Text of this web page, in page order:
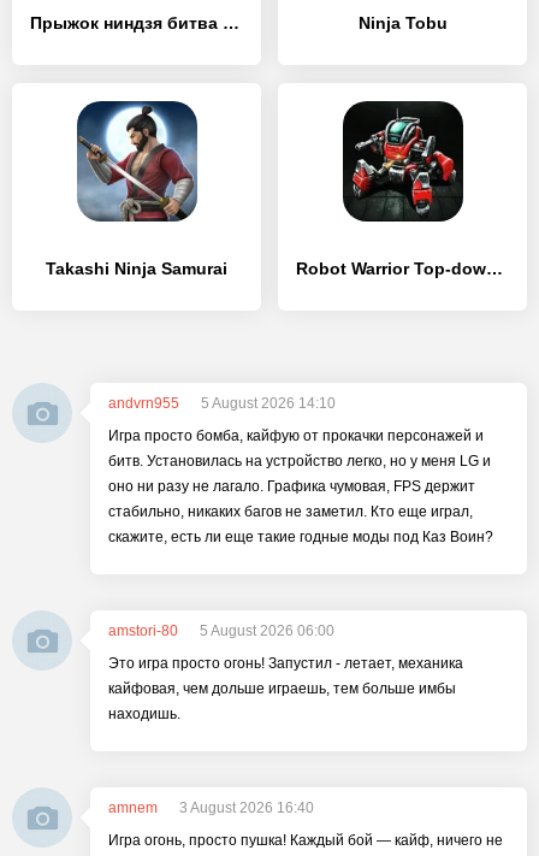
Прыжок ниндзя битва - 2 игрока Ninja Tobu
Takashi Ninja Samurai Robot Warrior Top-down shooter
andvrn955
5 August 2026 14:10
Игра просто бомба, кайфую от прокачки персонажей и
битв. Установилась на устройство легко, но у меня LG и
оно ни разу не лагало. Графика чумовая, FPS держит
стабильно, никаких багов не заметил. Кто еще играл,
скажите, есть ли еще такие годные моды под Каз Воин?
amstori-80
5 August 2026 06:00
Это игра просто огонь! Запустил - летает, механика
кайфовая, чем дольше играешь, тем больше имбы
находишь.
amnem
3 August 2026 16:40
Игра огонь, просто пушка! Каждый бой — кайф, ничего не